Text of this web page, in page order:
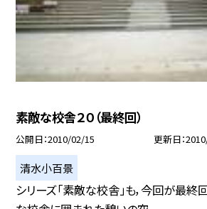
素敵な校舎２０（最終回）
公開日 2010/02/15 更新日
清水小百景
シリーズ「素敵な校舎」も，今回が最終